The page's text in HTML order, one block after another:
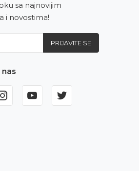
sa najnovijim
i novostima!
PRIJAVITE SE